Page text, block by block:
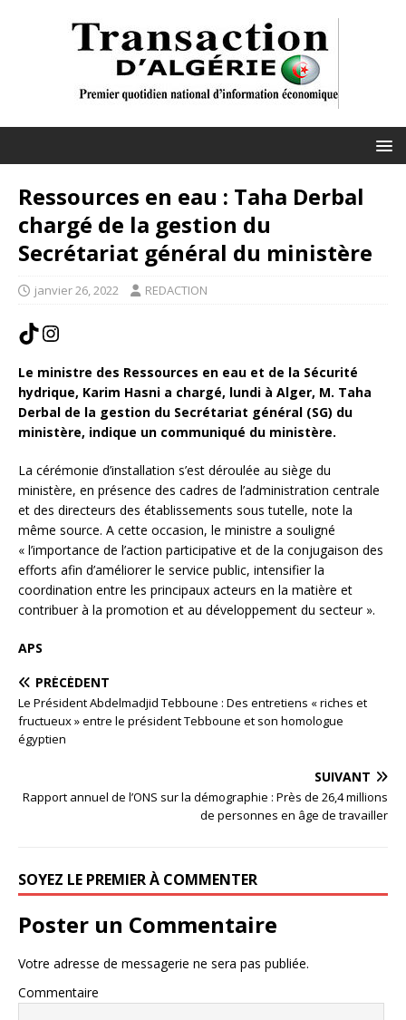
Ressources en eau : Taha Derbal
chargé de la gestion du
Secrétariat général du ministère
janvier 26, 2022 REDACTION
Le ministre des Ressources en eau et de la Sécurité
hydrique, Karim Hasni a chargé, lundi à Alger, M. Taha
Derbal de la gestion du Secrétariat général (SG) du
ministère, indique un communiqué du ministère.
La cérémonie d’installation s’est déroulée au siège du
ministère, en présence des cadres de l’administration centrale
et des directeurs des établissements sous tutelle, note la
même source. A cette occasion, le ministre a souligné
« l’importance de l’action participative et de la conjugaison des
efforts afin d’améliorer le service public, intensifier la
coordination entre les principaux acteurs en la matière et
contribuer à la promotion et au développement du secteur ».
APS
PRÉCÉDENT
Le Président Abdelmadjid Tebboune : Des entretiens « riches et
fructueux » entre le président Tebboune et son homologue
égyptien
SUIVANT
Rapport annuel de l’ONS sur la démographie : Près de 26,4 millions
de personnes en âge de travailler
SOYEZ LE PREMIER À COMMENTER
Poster un Commentaire
Votre adresse de messagerie ne sera pas publiée.
Commentaire